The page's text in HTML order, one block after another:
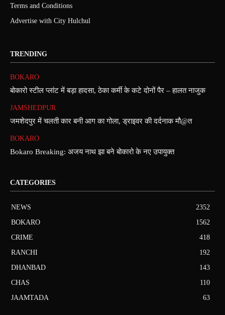
Terms and Conditions
Advertise with City Hulchul
TRENDING
BOKARO
बोकारो स्टील प्लांट में बड़ा हादसा, ठेका कर्मी के कटे दोनों पैर – हालत नाजुक
JAMSHEDPUR
जमशेदपुर में चलती कार बनी आग का गोला, ड्राइवर की दर्दनाक मौ@त
BOKARO
Bokaro Breaking: अजय नाथ झा बने बोकारो के नए उपायुक्त
CATEGORIES
NEWS
2352
BOKARO
1562
CRIME
418
RANCHI
192
DHANBAD
143
CHAS
110
JAAMTADA
63